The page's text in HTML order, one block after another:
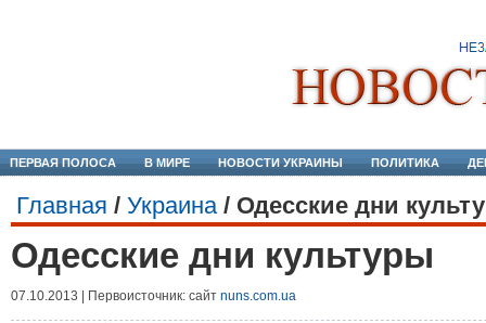
ПЕРВАЯ ПОЛОСА В МИРЕ НОВОСТИ УКРАИНЫ ПОЛИТИКА
Главная / Украина/ Одесские дни
Одесские дни культуры
07.10.2013 | Первоисточник: сайт nuns.com.ua